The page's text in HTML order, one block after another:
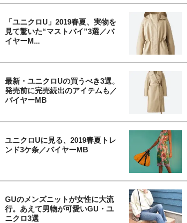
「ユニクロU」2019春夏、実物を
見て驚いた“マストバイ”3選／バ
イヤーM...
最新・ユニクロUの買うべき3選。
発売前に完売続出のアイテムも／
バイヤーMB
ユニクロUに見る、2019春夏トレ
ンド3ケ条／バイヤーMB
GUのメンズニットが女性に大流
行。あえて男物が可愛いGU・ユ
ニクロ3選